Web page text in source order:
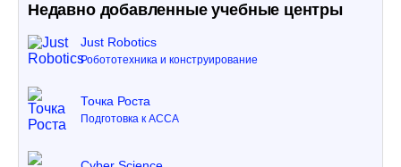
Недавно добавленные учебные центры
Just Robotics
Робототехника и конструирование
Точка Роста
Подготовка к ACCA